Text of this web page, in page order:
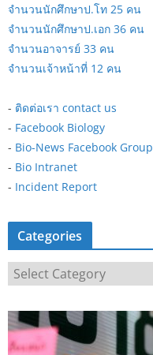
จำนวนนักศึกษาป.โท 25 คน
จำนวนนักศึกษาป.เอก 36 คน
จำนวนอาจารย์ 33 คน
จำนวนเจ้าหน้าที่ 12 คน
- ติดต่อเรา contact us
- Facebook Biology
- Bio-News Facebook Group
- Bio Intranet
- Incident Report
Categories
a
t
e
g